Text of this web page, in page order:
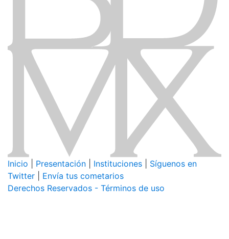
Inicio Presentación Instituciones
Síguenos en
Twitter
Envía tus cometarios
Derechos Reservados - Términos de uso